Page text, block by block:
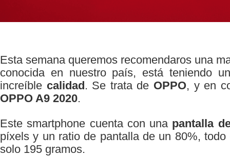
Esta semana queremos recomendaros una
conocida en nuestro país, está teniendo
increíble calidad. Se trata de OPPO, y en
OPPO A9 2020.
Este smartphone cuenta con una pantalla
píxels y un ratio de pantalla de un 80%,
solo 195 gramos.